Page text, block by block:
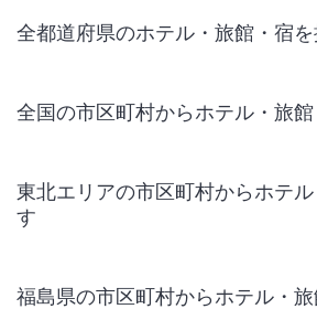
全都道府県のホテル・旅館・宿
全国の市区町村からホテル・旅
東北エリアの市区町村からホテ
す
福島県の市区町村からホテル・